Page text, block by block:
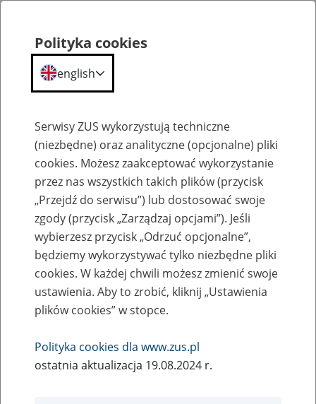
Komunikaty
Możliwe ograniczenia w dostępie do PUE
ZUS
27
November
2019
Polityka cookies
english
Serwisy ZUS wykorzystują techniczne
(niezbędne) oraz analityczne (opcjonalne) pliki
cookies. Możesz zaakceptować wykorzystanie
przez nas wszystkich takich plików (przycisk
„Przejdź do serwisu”) lub dostosować swoje
zgody (przycisk „Zarządzaj opcjami”). Jeśli
wybierzesz przycisk „Odrzuć opcjonalne”,
będziemy wykorzystywać tylko niezbędne pliki
cookies. W każdej chwili możesz zmienić swoje
ustawienia. Aby to zrobić, kliknij „Ustawienia
plików cookies” w stopce.
Polityka cookies dla www.zus.pl
ostatnia aktualizacja 19.08.2024 r.